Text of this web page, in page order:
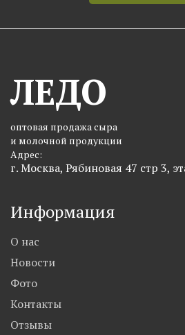
ЛЕДО
оптовая продажа сыра
и молочной продукции
Адрес:
г. Москва, Рябиновая 47 стр 3,
Информация
О нас
Новости
Фото
Контакты
Отзывы